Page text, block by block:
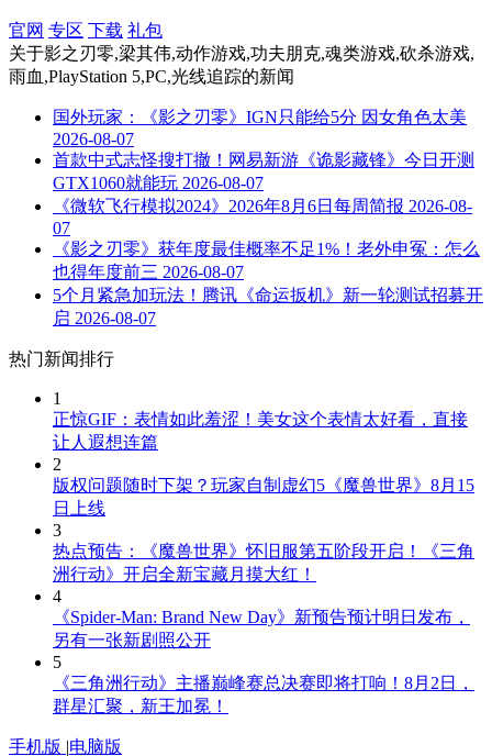
官网 专区 下载 礼包
关于影之刃零,梁其伟,动作游戏,功夫朋克,魂类游戏,砍杀游戏,
雨血,PlayStation 5,PC,光线追踪的新闻
国外玩家：《影之刃零》IGN只能给5分 因女角色太美
2026-08-07
首款中式志怪搜打撤！网易新游《诡影藏锋》今日开测
GTX1060就能玩 2026-08-07
《微软飞行模拟2024》2026年8月6日每周简报 2026-08-
07
《影之刃零》获年度最佳概率不足1%！老外申冤：怎么
也得年度前三 2026-08-07
5个月紧急加玩法！腾讯《命运扳机》新一轮测试招募开
启 2026-08-07
热门新闻排行
1
正惊GIF：表情如此羞涩！美女这个表情太好看，直接
让人遐想连篇
2
版权问题随时下架？玩家自制虚幻5《魔兽世界》8月15
日上线
3
热点预告：《魔兽世界》怀旧服第五阶段开启！《三角
洲行动》开启全新宝藏月摸大红！
4
《Spider-Man: Brand New Day》新预告预计明日发布，
另有一张新剧照公开
5
《三角洲行动》主播巅峰赛总决赛即将打响！8月2日，
群星汇聚，新王加冕！
手机版 |电脑版